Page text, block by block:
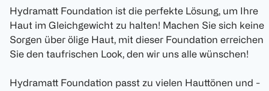
Hydramatt Foundation ist die perfekte Lösung, um Ihre
Haut im Gleichgewicht zu halten! Machen Sie sich keine
Sorgen über ölige Haut, mit dieser Foundation erreichen
Sie den taufrischen Look, den wir uns alle wünschen!
Hydramatt Foundation passt zu vielen Hauttönen und -